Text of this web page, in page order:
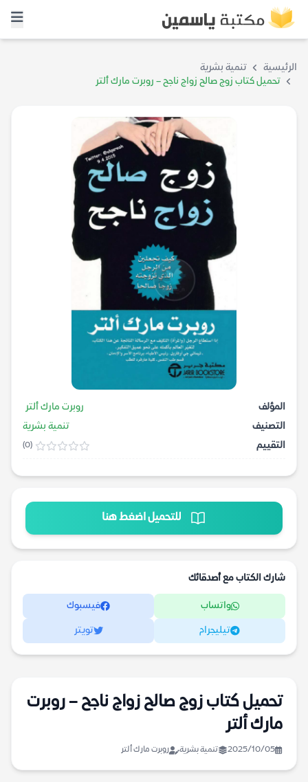
الرئيسية
تنمية بشرية
تحميل كتاب زوج صالح زواج ناجح – روبرت مارك ألتر
المؤلف
روبرت مارك ألتر
التصنيف
تنمية بشرية
التقييم
(0)
للتحميل اضغط هنا
شارك الكتاب مع أصدقائك
واتساب فيسبوك
تيليجرام تويتر
تحميل كتاب زوج صالح زواج ناجح – روبرت
مارك ألتر
2025/10/05 تنمية بشرية روبرت مارك ألتر